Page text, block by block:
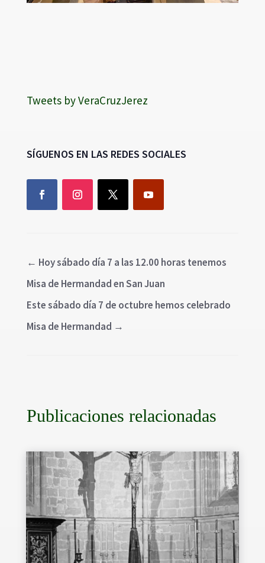
Tweets by VeraCruzJerez
SÍGUENOS EN LAS REDES SOCIALES
← Hoy sábado día 7 a las 12.00 horas tenemos
Misa de Hermandad en San Juan
Este sábado día 7 de octubre hemos celebrado
Misa de Hermandad →
Publicaciones relacionadas